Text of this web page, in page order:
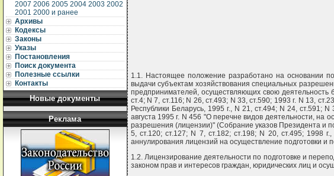
2007 2006 2005 2004 2003 2002
2001 2000 и ранее
Архивы
Кодексы
Законы
Указы
Постановления
Поиск документа
Полезные ссылки
Контакты
Новые документы
Реклама
1.1. Настоящее положение разработано на основании
выдачи субъектам хозяйствования специальных
предпринимателей, осуществляющих свою деятельность
ст.4; N 7, ст.116; N 26, ст.493; N 33, ст.590; 1993 г. N 13,
Республики Беларусь, 1995 г., N 21, ст.494; N 24, ст.591;
августа 1995 г. N 456 "О перечне видов деятельности,
разрешения (лицензии)" (Собрание указов Президента и
5, ст.120; ст.127; N 7, ст.182; ст.198; N 20, ст.495; 1998
аннулирования лицензий на осуществление подготовки и
1.2. Лицензирование деятельности по подготовке и
законом прав и интересов граждан, юридических лиц и